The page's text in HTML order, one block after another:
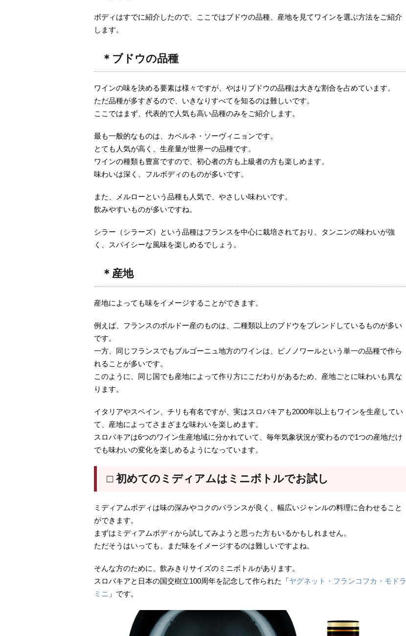
ボディはすでに紹介したので、ここではブドウの品種、産地を見てワインを選ぶ方法をご紹介
します。
＊ブドウの品種
ワインの味を決める要素は様々ですが、やはりブドウの品種は大きな割合を占めています。
ただ品種が多すぎるので、いきなりすべてを知るのは難しいです。
ここではまず、代表的で人気も高い品種のみをご紹介します。
最も一般的なものは、カベルネ・ソーヴィニョンです。
とても人気が高く、生産量が世界一の品種です。
ワインの種類も豊富ですので、初心者の方も上級者の方も楽しめます。
味わいは深く、フルボディのものが多いです。
また、メルローという品種も人気で、やさしい味わいです。
飲みやすいものが多いですね。
シラー（シラーズ）という品種はフランスを中心に栽培されており、タンニンの味わいが強
く、スパイシーな風味を楽しめるでしょう。
＊産地
産地によっても味をイメージすることができます。
例えば、フランスのボルドー産のものは、二種類以上のブドウをブレンドしているものが多い
です。
一方、同じフランスでもブルゴーニュ地方のワインは、ピノノワールという単一の品種で作ら
れることが多いです。
このように、同じ国でも産地によって作り方にこだわりがあるため、産地ごとに味わいも異な
ります。
イタリアやスペイン、チリも有名ですが、実はスロバキアも2000年以上もワインを生産してい
て、産地によってさまざまな味わいを楽しめます。
スロバキアは6つのワイン生産地域に分かれていて、毎年気象状況が変わるので1つの産地だけ
でも味わいの変化を楽しめるようになっています。
□ 初めてのミディアムはミニボトルでお試し
ミディアムボディは味の深みやコクのバランスが良く、幅広いジャンルの料理に合わせること
ができます。
まずはミディアムボディから試してみようと思った方もいるかもしれません。
ただそうはいっても、まだ味をイメージするのは難しいですよね。
そんな方のために、飲みきりサイズのミニボトルがあります。
スロバキアと日本の国交樹立100周年を記念して作られた「ヤグネット・フランコフカ・モドラ
ミニ 」です。